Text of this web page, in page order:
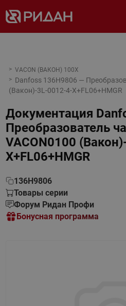
VACON (ВАКОН) 100X
Danfoss 136H9806 —
(Вакон)-3L-0012-4-X+FL06+HMGR
Документация
Преобразователь
VACON0100
X+FL06+HMGR
136H9806
Товары серии
Форум Ридан Профи
Бонусная программа